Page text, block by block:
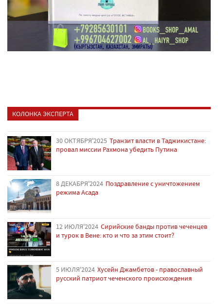
КОЛОНКА ЭКСПЕРТА
30 ОКТЯБРЯ'2025 Транзит власти в Таджикистане:
провал миссии Рахмона убедить Путина
8 ДЕКАБРЯ'2024 Поздравление с уничтожением
режима Асада
12 ИЮЛЯ'2024 Сирийские банды против чеченцев
и турок в Вене: кто и что за этим стоит?
5 ИЮЛЯ'2024 Хусейн Джамбетов - православный
русский патриот чеченского происхождения